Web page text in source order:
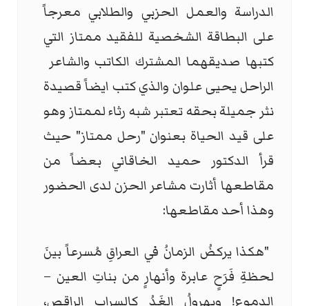
الدراسة والعمل الحزبي والطلابي معرجاً
على البطاقة الشخصية للفقيد ممتاز التي
كتبها صديقهما المشترك الكاتب والشاعر
الراحل يحيى علوان والذي كتب ايضاً قصيدة
نثر جميلة بحقه تعتبر شبه رثاء لممتاز وهو
على قيد الحياة بعنوان "رحل ممتاز" حيث
قرأ الدكتور حميد الخاقاني بعضاً من
مقاطعها أثارت مشاعر الحزن لدى الحضور
وهذا أحد مقاطعها:
"هكذا يركضُ الزمانُ في العراقِ مُسرعاً بينَ
لحظةِ فَرَحٍ عابرة وأنهارٍ من بناتِ العين –
الدموع! ويهروِلُ الغَدُ كالسرابِ الراقصِ،